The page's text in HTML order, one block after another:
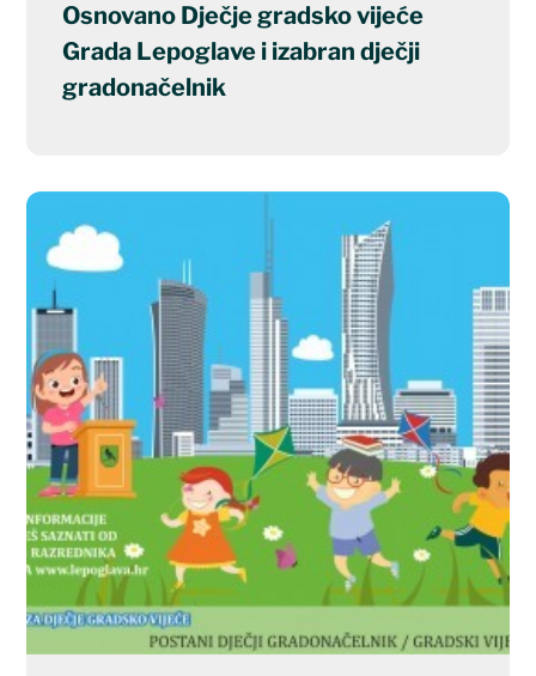
Osnovano Dječje gradsko vijeće
Grada Lepoglave i izabran dječji
gradonačelnik